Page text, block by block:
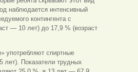
наблюдается интенсивный
контингента с
— 10 лет) до 17,9 % (возраст
употребляют спиртные
лет). Показатели трудных